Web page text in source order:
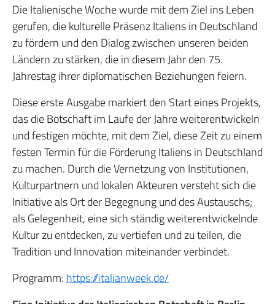
Die Italienische Woche wurde mit dem Ziel ins Leben
gerufen, die kulturelle Präsenz Italiens in Deutschland
zu fördern und den Dialog zwischen unseren beiden
Ländern zu stärken, die in diesem Jahr den 75.
Jahrestag ihrer diplomatischen Beziehungen feiern.
Diese erste Ausgabe markiert den Start eines Projekts,
das die Botschaft im Laufe der Jahre weiterentwickeln
und festigen möchte, mit dem Ziel, diese Zeit zu einem
festen Termin für die Förderung Italiens in Deutschland
zu machen. Durch die Vernetzung von Institutionen,
Kulturpartnern und lokalen Akteuren versteht sich die
Initiative als Ort der Begegnung und des Austauschs;
als Gelegenheit, eine sich ständig weiterentwickelnde
Kultur zu entdecken, zu vertiefen und zu teilen, die
Tradition und Innovation miteinander verbindet.
Programm: https://italianweek.de/